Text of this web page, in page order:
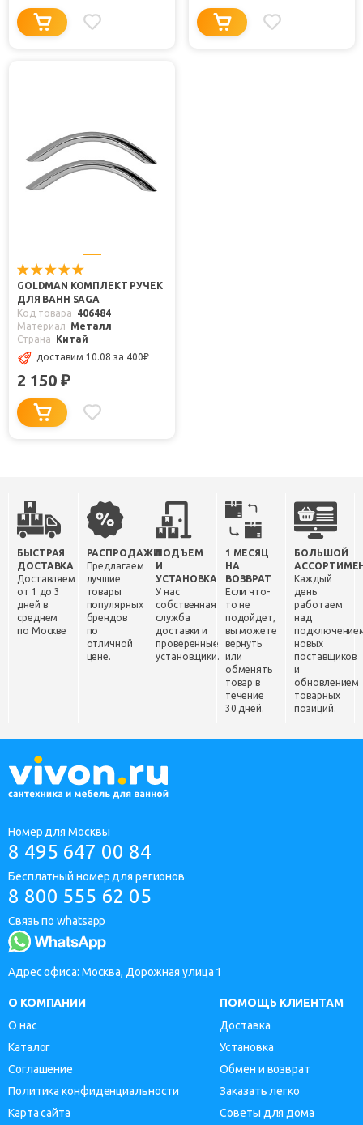
GOLDMAN КОМПЛЕКТ РУЧЕК
ДЛЯ ВАНН SAGA
Код товара
406484
Материал
Металл
Страна
Китай
доставим 10.08 за 400₽
2 150 ₽
БЫСТРАЯ
ДОСТАВКА
Доставляем
от 1 до 3
дней в
среднем
по Москве
РАСПРОДАЖИ
Предлагаем
лучшие
товары
популярных
брендов
по
отличной
цене.
ПОДЪЕМ
И
УСТАНОВКА
У нас
собственная
служба
доставки и
проверенные
установщики.
1 МЕСЯЦ
НА
ВОЗВРАТ
Если что-
то не
подойдет,
вы можете
вернуть
или
обменять
товар в
течение
30 дней.
БОЛЬШОЙ
Каждый
день
работаем
над
новых
поставщиков
и
обновлением
товарных
позиций.
Номер для Москвы
8 495 647 00 84
Бесплатный номер для регионов
8 800 555 62 05
Связь по whatsapp
Адрес офиса: Москва, Дорожная улица 1
О КОМПАНИИ
О нас
Каталог
Соглашение
Политика конфиденциальности
Карта сайта
ПОМОЩЬ КЛИЕНТАМ
Доставка
Установка
Обмен и возврат
Заказать легко
Советы для дома